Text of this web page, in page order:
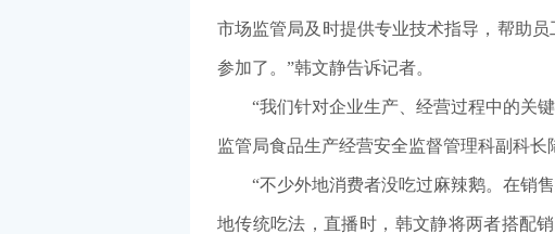
市场监管局及时提供专业技术指导，帮助
参加了。”韩文静告诉记者。
“我们针对企业生产、经营过程中的关键
监管局食品生产经营安全监督管理科副科长
“不少外地消费者没吃过麻辣鹅。在销售
地传统吃法，直播时，韩文静将两者搭配